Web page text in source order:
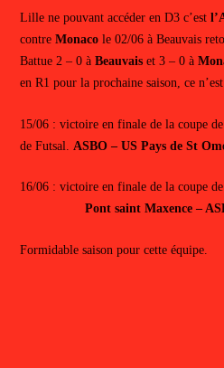
Lille ne pouvant accéder en D3 c’est
contre Monacole 02/06 à Beauvais
Battue 2 – 0 à Beauvaiset 3 – 0 à
en R1 pour la prochaine saison, ce
15/06 : victoire en finale de la coupe
de Futsal. ASBO – US Pays de St
16/06 : victoire en finale de la
Pont saint Maxence –
Formidable saison pour cette équipe.